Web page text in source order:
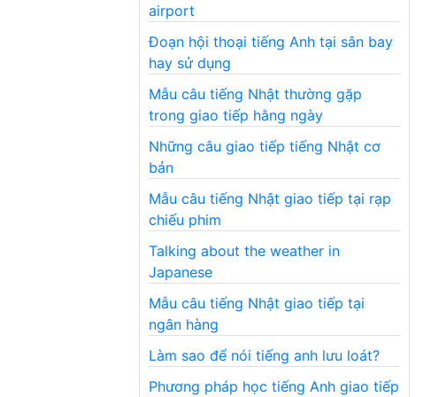
airport
Đoạn hội thoại tiếng Anh tại sân bay
hay sử dụng
Mẫu câu tiếng Nhật thường gặp
trong giao tiếp hằng ngày
Những câu giao tiếp tiếng Nhật cơ
bản
Mẫu câu tiếng Nhật giao tiếp tại rạp
chiếu phim
Talking about the weather in
Japanese
Mẫu câu tiếng Nhật giao tiếp tại
ngân hàng
Làm sao để nói tiếng anh lưu loát?
Phương pháp học tiếng Anh giao tiếp